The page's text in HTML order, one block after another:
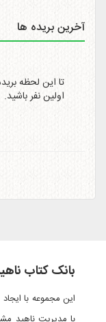
آخرین بریده ها
تا این لحظه
اولین نفر باشید.
بانک کتاب
این مجموعه با